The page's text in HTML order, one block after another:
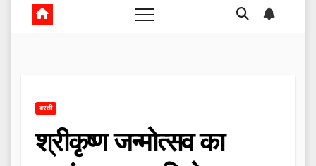
बस्ती
श्रीकृष्ण जन्मोत्सव का